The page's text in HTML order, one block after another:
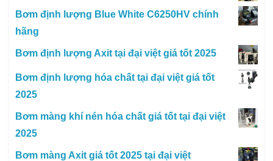
Bơm định lượng Blue White C6250HV chính
hãng
Bơm định lượng Axit tại đại việt giá tốt 2025
Bơm định lượng hóa chất tại đại việt giá tốt
2025
Bơm màng khí nén hóa chất giá tốt tại đại việt
2025
Bơm màng Axit giá tốt 2025 tại đại việt